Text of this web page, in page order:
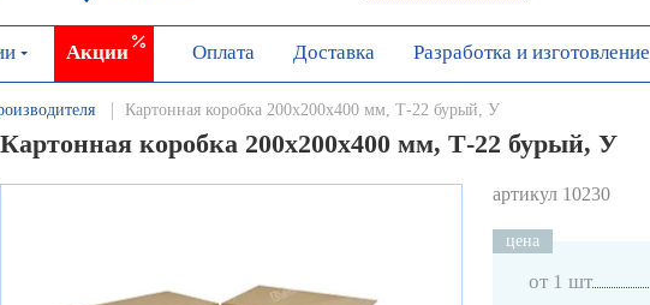
Акции Оплата Доставка Разработка и изготовление
Картонная коробка 200х200х400 мм, Т-22 бурый, У
Картонная коробка 200х200х400 мм, Т-22 бурый, У
артикул 10230
цена
от 1 шт